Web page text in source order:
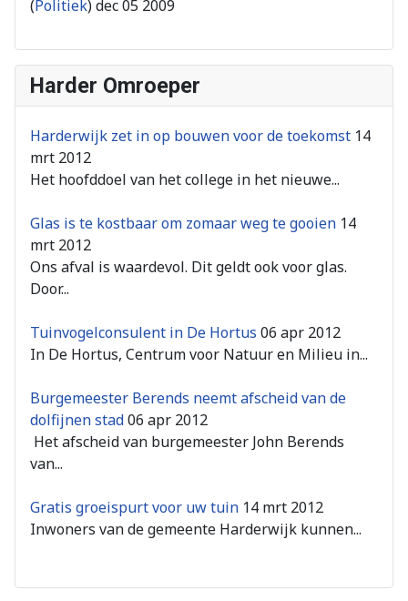
(Politiek)dec 05 2009
Harder Omroeper
Harderwijk zet in op bouwen voor de toekomst 14
mrt 2012
Het hoofddoel van het college in het nieuwe...
Glas is te kostbaar om zomaar weg te gooien 14
mrt 2012
Ons afval is waardevol. Dit geldt ook voor glas.
Door...
Tuinvogelconsulent in De Hortus 06 apr 2012
In De Hortus, Centrum voor Natuur en Milieu in...
Burgemeester Berends neemt afscheid van de
dolfijnen stad06 apr 2012
Het afscheid van burgemeester John Berends
van...
Gratis groeispurt voor uw tuin 14 mrt 2012
Inwoners van de gemeente Harderwijk kunnen...